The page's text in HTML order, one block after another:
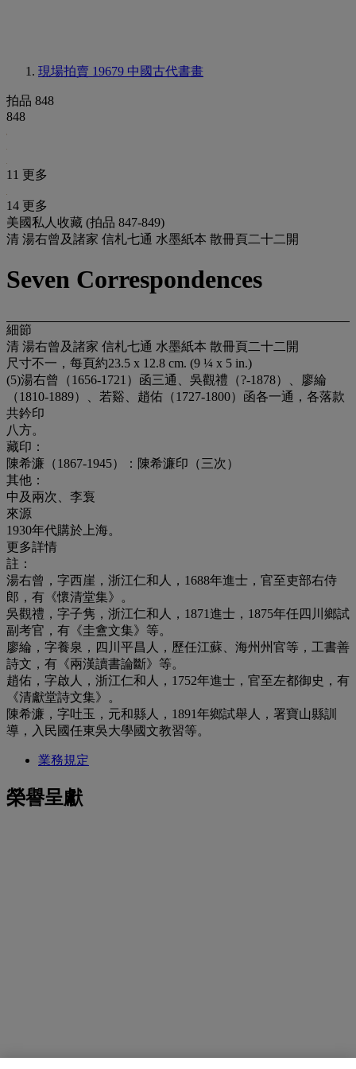
現場拍賣 19679 中國古代書畫
拍品 848
848
11 更多
14 更多
美國私人收藏 (拍品 847-849)
清 湯右曾及諸家 信札七通 水墨紙本 散冊頁二十二開
Seven Correspondences
細節
清 湯右曾及諸家 信札七通 水墨紙本 散冊頁二十二開
尺寸不一，每頁約23.5 x 12.8 cm. (9 ¼ x 5 in.)
(5)湯右曾（1656-1721）函三通、吳觀禮（?-1878）、廖綸
（1810-1889）、若谿、趙佑（1727-1800）函各一通，各落款
共鈐印
八方。
藏印：
陳希濂（1867-1945）：陳希濂印（三次）
其他：
中及兩次、李袌
來源
1930年代購於上海。
更多詳情
註：
湯右曾，字西崖，浙江仁和人，1688年進士，官至吏部右侍
郎，有《懷清堂集》。
吳觀禮，字子隽，浙江仁和人，1871進士，1875年任四川鄉試
副考官，有《圭盦文集》等。
廖綸，字養泉，四川平昌人，歷任江蘇、海州州官等，工書善
詩文，有《兩漢讀書論斷》等。
趙佑，字啟人，浙江仁和人，1752年進士，官至左都御史，有
《清獻堂詩文集》。
陳希濂，字吐玉，元和縣人，1891年鄉試舉人，署寶山縣訓
導，入民國任東吳大學國文教習等。
業務規定
榮譽呈獻